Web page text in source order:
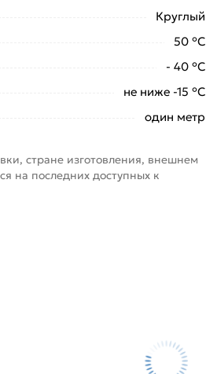
Круглый
50 °С
- 40 °С
не ниже -15 °С
один метр
стране изготовления, внешнем
на последних доступных к